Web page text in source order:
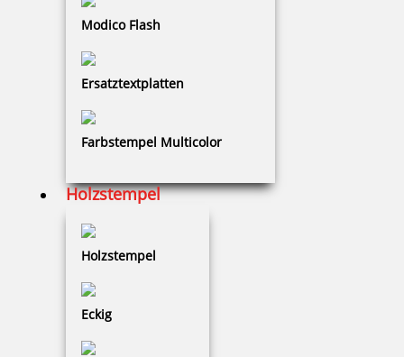
Modico Flash
Ersatztextplatten
Farbstempel Multicolor
Holzstempel
Holzstempel
Eckig
ELEKTROSTEMPEL - KATEGORIEN
Elektrostempel mit Text